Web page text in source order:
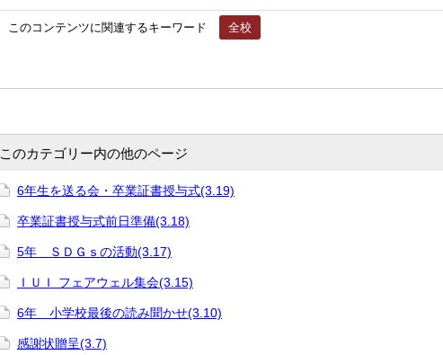
このコンテンツに関連するキーワード 全校
このカテゴリー内の他のページ
6年生を送る会・卒業証書授与式(3.19)
卒業証書授与式前日準備(3.18)
5年 ＳＤＧｓの活動(3.17)
ＩＵＩ フェアウェル集会(3.15)
6年 小学校最後の読み聞かせ(3.10)
感謝状贈呈(3.7)